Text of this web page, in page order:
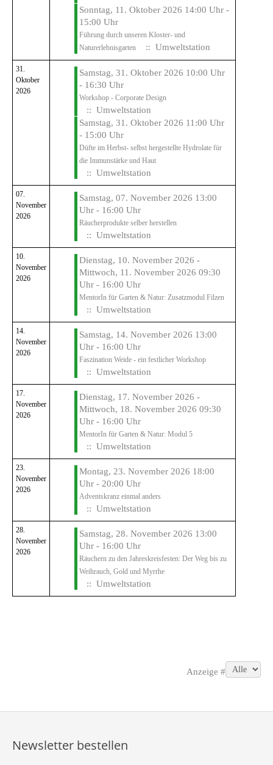
Sonntag, 11. Oktober 2026 14:00 Uhr -
15:00 Uhr
Führung durch unseren Kloster- und
Naturerlebnisgarten
:: Umweltstation
31.
Oktober
2026
Samstag, 31. Oktober 2026 10:00 Uhr
- 16:30 Uhr
Workshop - Corporate Design
:: Umweltstation
Samstag, 31. Oktober 2026 11:00 Uhr
- 15:00 Uhr
Düfte im Herbst- selbst hergestellte Hydrolate für
die Immunstärke und Haut
:: Umweltstation
07.
November
2026
Samstag, 07. November 2026 13:00
Uhr - 16:00 Uhr
Räucherprodukte selber herstellen
:: Umweltstation
10.
November
2026
Dienstag, 10. November 2026 -
Mittwoch, 11. November 2026 09:30
Uhr - 16:00 Uhr
MentorIn für Garten & Natur: Zusatzmodul Filzen
:: Umweltstation
14.
November
2026
Samstag, 14. November 2026 13:00
Uhr - 16:00 Uhr
Faszination Weide - ein festlicher Workshop
:: Umweltstation
17.
November
2026
Dienstag, 17. November 2026 -
Mittwoch, 18. November 2026 09:30
Uhr - 16:00 Uhr
MentorIn für Garten & Natur: Modul 5
:: Umweltstation
23.
November
2026
Montag, 23. November 2026 18:00
Uhr - 20:00 Uhr
Adventskranz einmal anders
:: Umweltstation
28.
November
2026
Samstag, 28. November 2026 13:00
Uhr - 16:00 Uhr
Räuchern zu den Jahreskreisfesten: Der Weg bis zu
Weihrauch, Gold und Myrrhe
:: Umweltstation
Anzeige #
Newsletter bestellen